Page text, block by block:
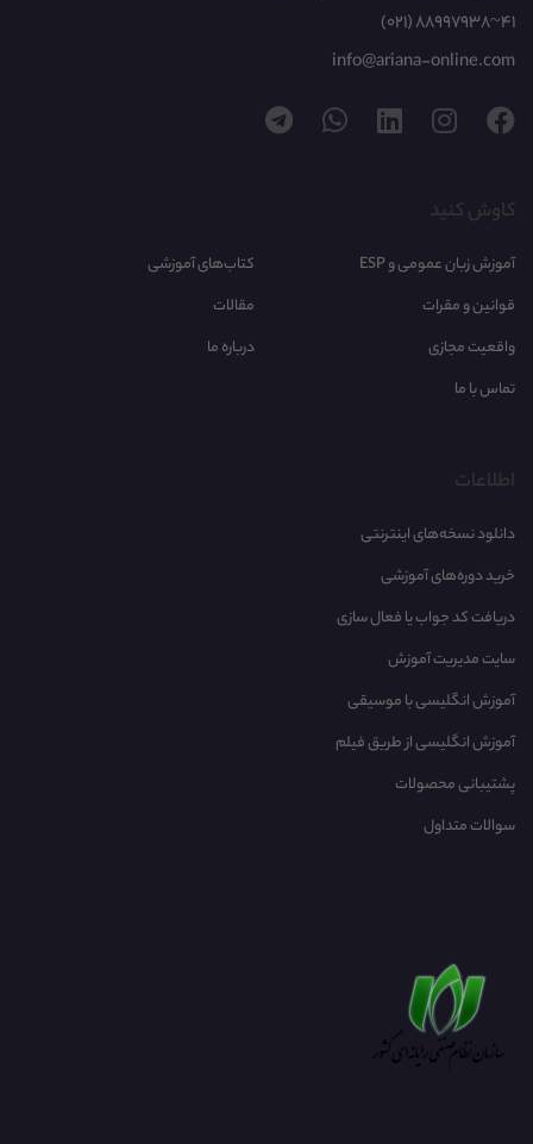
(021) 88997938~41
info@ariana-online.com
کاوش کنید
آموزش زبان عمومی و ESP
کتاب‌های آموزشی
قوانین و مقرات
مقالات
واقعیت مجازی
درباره ما
تماس با ما
اطلاعات
دانلود نسخه‌های اینترنتی
خرید دوره‌های آموزشی
دریافت کد جواب یا فعال سازی
سایت مدیریت آموزش
آموزش انگلیسی با موسیقی‌
آموزش انگلیسی از طریق فیلم
پشتیبانی محصولات
سوالات متداول